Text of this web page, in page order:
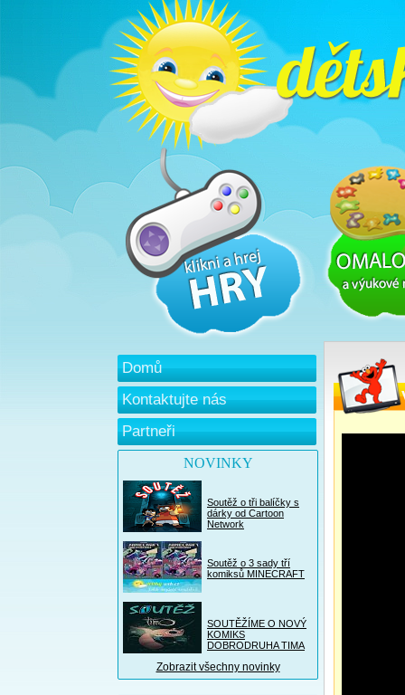
Domů
Kontaktujte nás
Partneři
NOVINKY
Soutěž o tři balíčky s
dárky od Cartoon
Network
Soutěž o 3 sady tří
komiksů MINECRAFT
SOUTĚŽÍME O NOVÝ
KOMIKS
DOBRODRUHA TIMA
Zobrazit všechny novinky